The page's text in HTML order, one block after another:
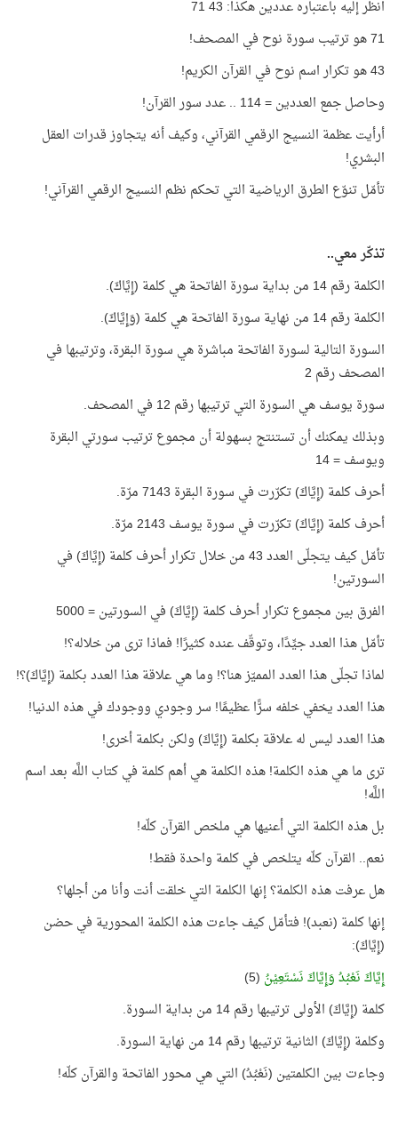
انظر إليه باعتباره عددين هكذا: 43 71
71 هو ترتيب سورة نوح في المصحف!
43 هو تكرار اسم نوح في القرآن الكريم!
وحاصل جمع العددين = 114 .. عدد سور القرآن!
أرأيت عظمة النسيج الرقمي القرآني، وكيف أنه يتجاوز قدرات العقل
البشري!
تأمّل تنوّع الطرق الرياضية التي تحكم نظم النسيج الرقمي القرآني!
تذكّر معي..
الكلمة رقم 14 من بداية سورة الفاتحة هي كلمة (إِيَّاكَ).
الكلمة رقم 14 من نهاية سورة الفاتحة هي كلمة (وَإِيَّاكَ).
السورة التالية لسورة الفاتحة مباشرة هي سورة البقرة، وترتيبها في
المصحف رقم 2
سورة يوسف هي السورة التي ترتيبها رقم 12 في المصحف.
وبذلك يمكنك أن تستنتج بسهولة أن مجموع ترتيب سورتي البقرة
ويوسف = 14
أحرف كلمة (إِيَّاكَ) تكرّرت في سورة البقرة 7143 مرّة.
أحرف كلمة (إِيَّاكَ) تكرّرت في سورة يوسف 2143 مرّة.
تأمّل كيف يتجلّى العدد 43 من خلال تكرار أحرف كلمة (إِيَّاكَ) في
السورتين!
الفرق بين مجموع تكرار أحرف كلمة (إِيَّاكَ) في السورتين = 5000
تأمّل هذا العدد جيِّدًا، وتوقّف عنده كثيرًا! فماذا ترى من خلاله؟!
لماذا تجلّى هذا العدد المميّز هنا؟! وما هي علاقة هذا العدد بكلمة (إِيَّاكَ)؟!
هذا العدد يخفي خلفه سرًّا عظيمًا! سر وجودي ووجودك في هذه الدنيا!
هذا العدد ليس له علاقة بكلمة (إِيَّاكَ) ولكن بكلمة أخرى!
ترى ما هي هذه الكلمة! هذه الكلمة هي أهم كلمة في كتاب اللَّه بعد اسم
اللَّه!
بل هذه الكلمة التي أعنيها هي ملخص القرآن كلّه!
نعم.. القرآن كلّه يتلخص في كلمة واحدة فقط!
هل عرفت هذه الكلمة؟ إنها الكلمة التي خلقت أنت وأنا من أجلها؟
إنها كلمة (نعبد)! فتأمّل كيف جاءت هذه الكلمة المحورية في حضن
(إِيَّاكَ):
إِيَّاكَ نَعْبُدُ وَإِيَّاكَ نَسْتَعِيْنُ (5)
كلمة (إِيَّاكَ) الأولى ترتيبها رقم 14 من بداية السورة.
وكلمة (إِيَّاكَ) الثانية ترتيبها رقم 14 من نهاية السورة.
وجاءت بين الكلمتين (نَعْبُدُ) التي هي محور الفاتحة والقرآن كلّه!